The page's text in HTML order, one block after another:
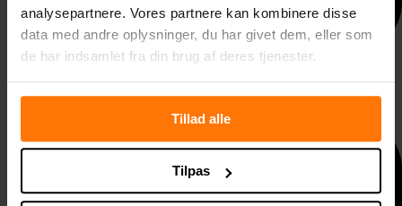
analysepartnere. Vores partnere kan kombinere disse
data med andre oplysninger, du har givet dem, eller som
de har indsamlet fra din brug af deres tjenester.
Tillad alle
Tilpas
Taggelænder